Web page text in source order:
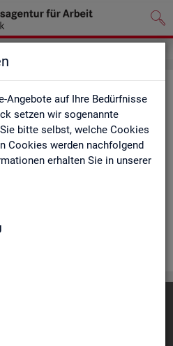
Angebote auf Ihre Bedürfnisse
setzen wir sogenannte
bitte selbst, welche Cookies
Cookies werden nachfolgend
erhalten Sie in unserer
(hoch­ge­rech­
Län­der, Re­gio­
für Ar­beit
Be­triebs­grö­ße, Kurz­ar­bei­ter­geld,
und wei­te­re Merk­ma­le.